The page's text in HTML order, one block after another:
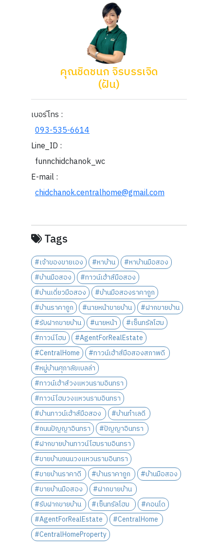
คุณชิดชนก จิรบรรเจิด
(ฝัน)
เบอร์โทร :
093-535-6614
Line_ID :
funnchidchanok_wc
E-mail :
chidchanok.centralhome@gmail.com
Tags
#เจ้าของขายเอง #หาบ้าน
#หาบ้านมือสอง
#บ้านมือสอง
#ทาวน์เฮ้าส์มือสอง
#บ้านเดี่ยวมือสอง
#บ้านมือสองราคาถูก
#บ้านราคาถูก
#นายหน้าขายบ้าน
#ฝากขายบ้าน
#รับฝากขายบ้าน
#นายหน้า
#เซ็นทรัลโฮม
#ทาวน์โฮม
#AgentForRealEstate
#CentralHome
#ทาวน์เฮ้าส์มือสองสภาพดี
#หมู่บ้านศุภาลัยเบลล่า
#ทาวน์เฮ้าส์วงแหวนรามอินทรา
#ทาวน์โฮมวงแหวนรามอินทรา
#บ้านทาวน์เฮ้าส์มือสอง
#บ้านทำเลดี
#ถนนปัญญาอินทรา
#ปัญญาอินทรา
#ฝากขายบ้านทาวน์โฮมรามอินทรา
#ขายบ้านถนนวงแหวนรามอินทรา
#ขายบ้านราคาดี
#บ้านราคาถูก
#บ้านมือสอง
#ขายบ้านมือสอง
#ฝากขายบ้าน
#รับฝากขายบ้าน
#เซ็นทรัลโฮม
#คอนโด
#AgentForRealEstate
#CentralHome
#CentralHomeProperty